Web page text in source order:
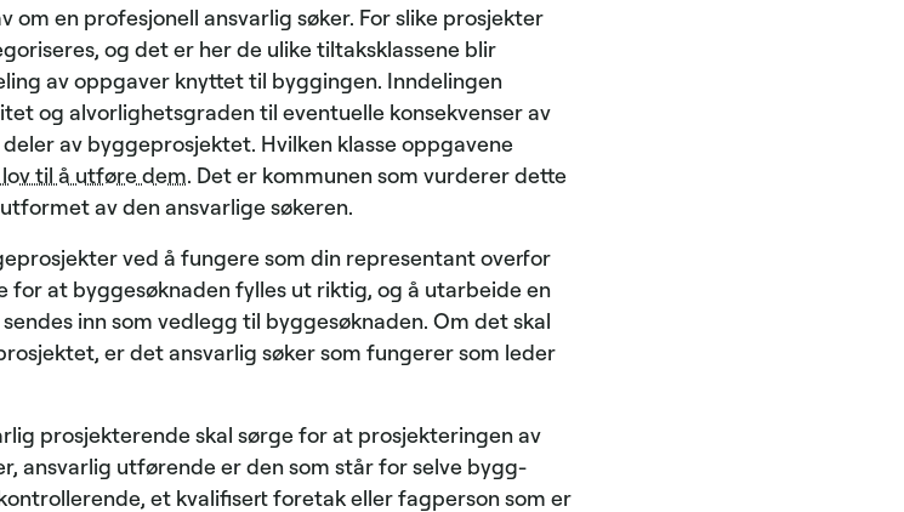
om en profesjonell ansvarlig søker. For slike prosjekter
og det er her de ulike tiltaksklassene blir
av oppgaver knyttet til byggingen. Inndelingen
og alvorlighetsgraden til eventuelle konsekvenser av
av byggeprosjektet. Hvilken klasse oppgavene
til å utføre dem. Det er kommunen som vurderer dette
av den ansvarlige søkeren.
ved å fungere som din representant overfor
for at byggesøknaden fylles ut riktig, og å utarbeide en
inn som vedlegg til byggesøknaden. Om det skal
er det ansvarlig søker som fungerer som leder
prosjekterende skal sørge for at prosjekteringen av
ansvarlig utførende er den som står for selve bygg-
et kvalifisert foretak eller fagperson som er